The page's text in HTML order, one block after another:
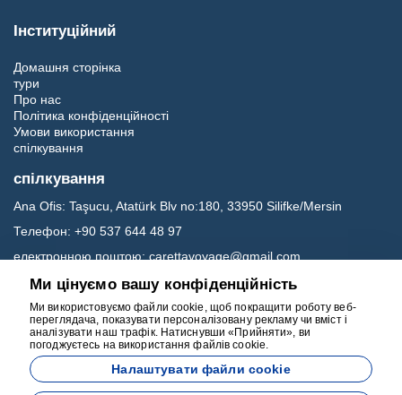
Інституційний
Домашня сторінка
тури
Про нас
Політика конфіденційності
Умови використання
спілкування
спілкування
Ana Ofis: Taşucu, Atatürk Blv no:180, 33950 Silifke/Mersin
Телефон: +90 537 644 48 97
електронною поштою: carettavoyage@gmail.com
Соц.медіа
Ми цінуємо вашу конфіденційність
Ми використовуємо файли cookie, щоб покращити роботу веб-
переглядача, показувати персоналізовану рекламу чи вміст і
аналізувати наш трафік. Натиснувши «Прийняти», ви
погоджуєтесь на використання файлів cookie.
Налаштувати файли cookie